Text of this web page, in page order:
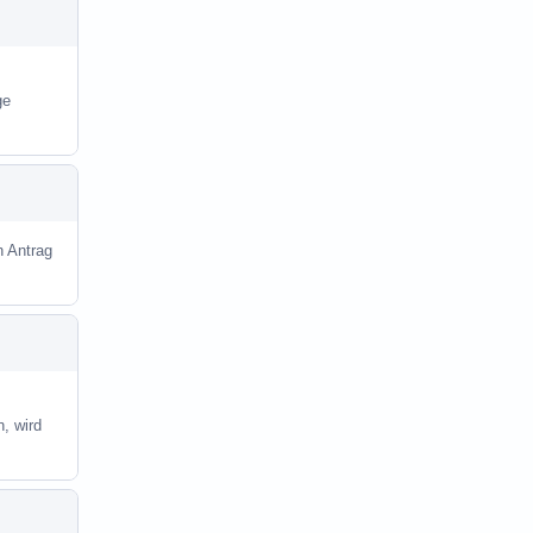
Antrag
wird